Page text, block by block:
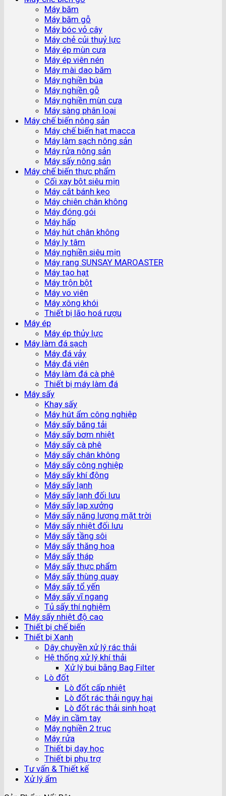
Máy băm
Máy băm gỗ
Máy bóc vỏ cây
Máy chẻ củi thuỷ lực
Máy ép mùn cưa
Máy ép viên nén
Máy mài dao băm
Máy nghiền búa
Máy nghiền gỗ
Máy nghiền mùn cưa
Máy sàng phân loại
Máy chế biến nông sản
Máy chế biến hạt macca
Máy làm sạch nông sản
Máy rửa nông sản
Máy sấy nông sản
Máy chế biến thực phẩm
Cối xay bột siêu mịn
Máy cắt bánh kẹo
Máy chiên chân không
Máy đóng gói
Máy hấp
Máy hút chân không
Máy ly tâm
Máy nghiền siêu mịn
Máy rang SUNSAY MAROASTER
Máy tạo hạt
Máy trộn bột
Máy vo viên
Máy xông khói
Thiết bị lão hoá rượu
Máy ép
Máy ép thủy lực
Máy làm đá sạch
Máy đá vảy
Máy đá viên
Máy làm đá cà phê
Thiết bị máy làm đá
Máy sấy
Khay sấy
Máy hút ẩm công nghiệp
Máy sấy băng tải
Máy sấy bơm nhiệt
Máy sấy cà phê
Máy sấy chân không
Máy sấy công nghiệp
Máy sấy khí động
Máy sấy lạnh
Máy sấy lạnh đối lưu
Máy sấy lạp xưởng
Máy sấy năng lượng mặt trời
Máy sấy nhiệt đối lưu
Máy sấy tầng sôi
Máy sấy thăng hoa
Máy sấy tháp
Máy sấy thực phẩm
Máy sấy thùng quay
Máy sấy tổ yến
Máy sấy vĩ ngang
Tủ sấy thí nghiệm
Máy sấy nhiệt độ cao
Thiết bị chế biến
Thiết bị Xanh
Dây chuyền xử lý rác thải
Hệ thống xử lý khí thải
Xử lý bụi bằng Bag Filter
Lò đốt
Lò đốt cấp nhiệt
Lò đốt rác thải nguy hại
Lò đốt rác thải sinh hoạt
Máy in cầm tay
Máy nghiền 2 trục
Máy rửa
Thiết bị dạy học
Thiết bị phụ trợ
Tư vấn & Thiết kế
Xử lý ẩm